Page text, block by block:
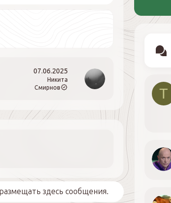
07.06.2025
Никита
Смирнов
здесь сообщения.
Т